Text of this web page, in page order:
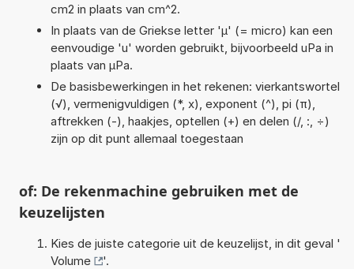
cm2 in plaats van cm^2.
In plaats van de Griekse letter 'µ' (= micro) kan een
eenvoudige 'u' worden gebruikt, bijvoorbeeld uPa in
plaats van µPa.
De basisbewerkingen in het rekenen: vierkantswortel
(√), vermenigvuldigen (*, x), exponent (^), pi (π),
aftrekken (-), haakjes, optellen (+) en delen (/, :, ÷)
zijn op dit punt allemaal toegestaan
of: De rekenmachine gebruiken met de
keuzelijsten
Kies de juiste categorie uit de keuzelijst, in dit geval '
Volume
'.